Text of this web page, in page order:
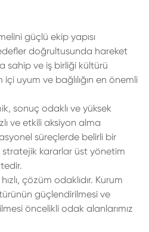
güçlü ekip yapısı
doğrultusunda hareket
sahip ve iş birliği kültürü
uyum ve bağlılığın en önemli
sonuç odaklı ve yüksek
ve etkili aksiyon alma
süreçlerde belirli bir
stratejik kararlar üst yönetim
çözüm odaklıdır. Kurum
güçlendirilmesi ve
öncelikli odak alanlarımız